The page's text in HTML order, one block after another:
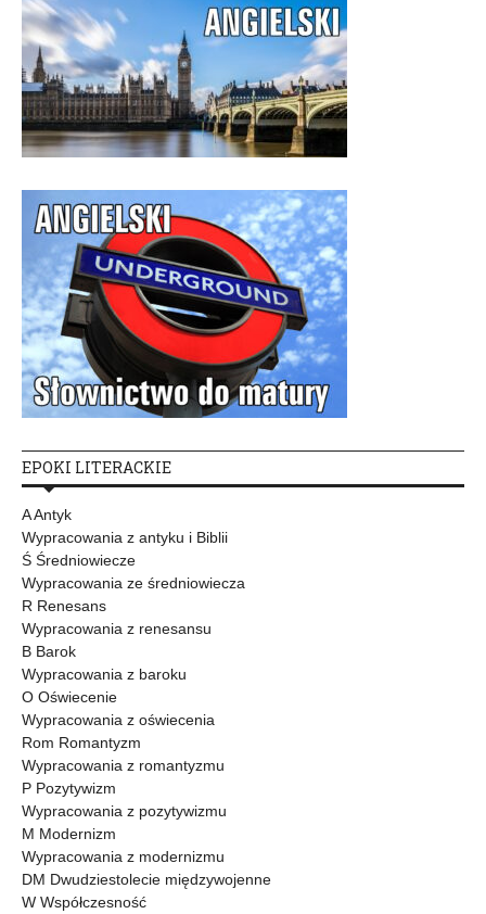
EPOKI LITERACKIE
A Antyk
Wypracowania z antyku i Biblii
Ś Średniowiecze
Wypracowania ze średniowiecza
R Renesans
Wypracowania z renesansu
B Barok
Wypracowania z baroku
O Oświecenie
Wypracowania z oświecenia
Rom Romantyzm
Wypracowania z romantyzmu
P Pozytywizm
Wypracowania z pozytywizmu
M Modernizm
Wypracowania z modernizmu
DM Dwudziestolecie międzywojenne
W Współczesność